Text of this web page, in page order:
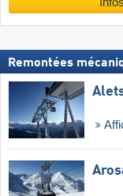
Remontées